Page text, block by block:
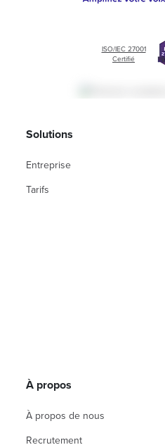
ISO/IEC 27001
Certifié
Solutions
Entreprise
Tarifs
À propos
À propos de nous
Recrutement